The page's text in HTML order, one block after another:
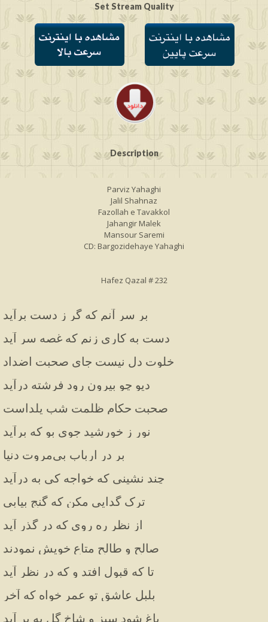
Set Stream Quality
Description
Parviz Yahaghi
Jalil Shahnaz
Fazollah e Tavakkol
Jahangir Malek
Mansour Saremi
CD: Bargozidehaye Yahaghi
Hafez Qazal # 232
بر سر آنم که گر ز دست برآید
دست به کاری زنم که غصه سر آید
خلوت دل نیست جای صحبت اضداد
دیو چو بیرون رود فرشته درآید
صحبت حکام ظلمت شب یلداست
نور ز خورشید جوی بو که برآید
بر در ارباب بی‌مروت دنیا
چند نشینی که خواجه کی به درآید
ترک گدایی مکن که گنج بیابی
از نظر ره روی که در گذر آید
صالح و طالح متاع خویش نمودند
تا که قبول افتد و که در نظر آید
بلبل عاشق تو عمر خواه که آخر
باغ شود سبز و شاخ گل به بر آید